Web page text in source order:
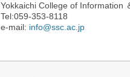
Yokkaichi College of Information
Tel:059-353-8118
e-mail: info@ssc.ac.jp